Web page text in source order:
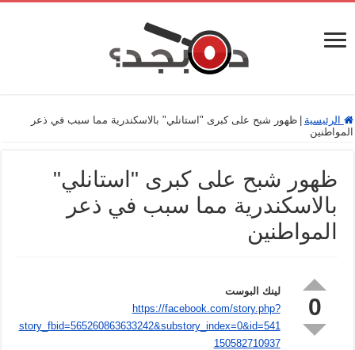
الرئيسية
ظهور شبح على كبرى "استانلي" بالاسكندرية مما سبب في ذعر
المواطنين
ظهور شبح على كبرى "استانلي"
بالاسكندرية مما سبب في ذعر
المواطنين
0
لينك البوست
https://facebook.com/story.php?
story_fbid=565260863633242&substory_index=0&id=541
150582710937